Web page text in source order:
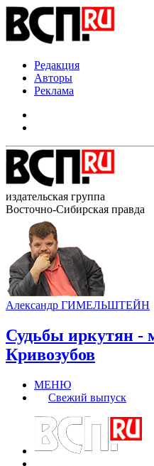
Редакция
Авторы
Реклама
издательская группа
Восточно-Сибирская правда
Александр ГИМЕЛЬШТЕЙН
Судьбы иркутян -
Кривозубов
МЕНЮ
Свежий выпуск